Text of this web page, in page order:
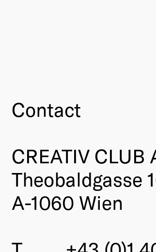
Contact
CREATIV CLUB
Theobaldgasse
A-1060 Wien